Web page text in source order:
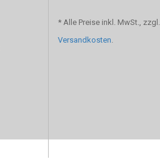
* Alle Preise inkl. MwSt., zzgl.
Versandkosten.